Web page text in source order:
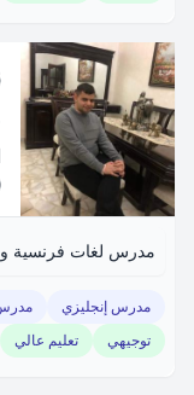
مدرس إنجليزي
توجيهي
تعليم عالي